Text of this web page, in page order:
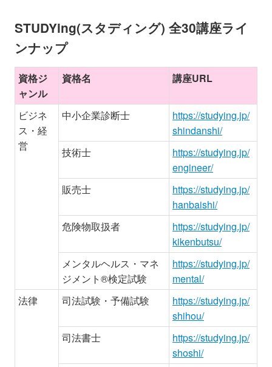
STUDYing(スタディング) 全30講座ライ
ンナップ
資格ジ
ャンル
資格名 講座URL
ビジネ
ス・経
営
中小企業診断士
https://studying.jp/
shindanshi/
技術士
https://studying.jp/
engineer/
販売士
https://studying.jp/
hanbaishi/
危険物取扱者
https://studying.jp/
kikenbutsu/
メンタルヘルス・マネ
ジメント®検定試験
https://studying.jp/
mental/
法律
司法試験・予備試験
https://studying.jp/
shihou/
司法書士
https://studying.jp/
shoshi/